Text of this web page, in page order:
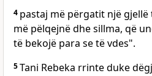
4 pastaj më përgatit një
më pëlqejnë dhe sillma, që
të bekojë para se të vdes".
5Tani Rebeka rrinte duke